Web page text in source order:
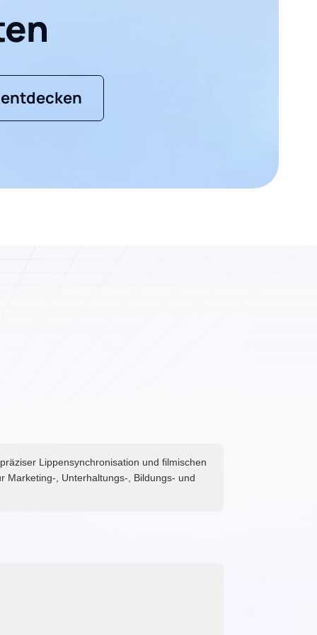
Lippensynchronisation und filmischen
Marketing-, Unterhaltungs-, Bildungs- und